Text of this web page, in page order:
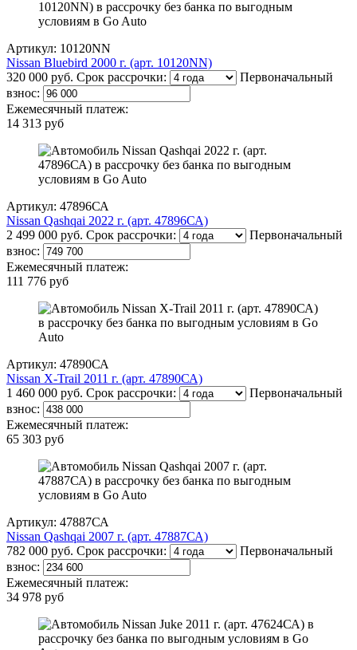
Артикул: 10120NN
Nissan Bluebird 2000 г. (арт. 10120NN)
320 000 руб. Срок рассрочки:
Первоначальный
взнос:
Ежемесячный платеж:
14 313 руб
Артикул: 47896СА
Nissan Qashqai 2022 г. (арт. 47896СА)
2 499 000 руб. Срок рассрочки:
Первоначальный
взнос:
Ежемесячный платеж:
111 776 руб
Артикул: 47890СА
Nissan X-Trail 2011 г. (арт. 47890СА)
1 460 000 руб. Срок рассрочки:
Первоначальный
взнос:
Ежемесячный платеж:
65 303 руб
Артикул: 47887СА
Nissan Qashqai 2007 г. (арт. 47887СА)
782 000 руб. Срок рассрочки:
Первоначальный
взнос:
Ежемесячный платеж:
34 978 руб